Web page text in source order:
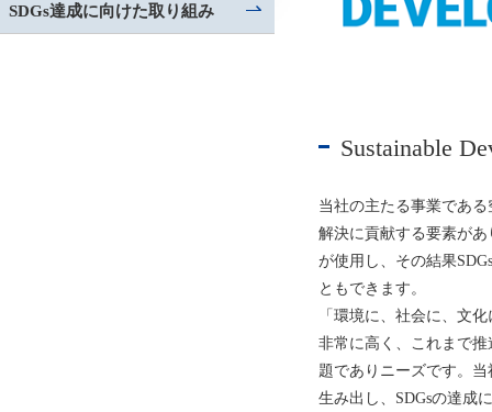
Sustainable
当社の主たる事業であ
解決に貢献する要素が
が使用し、その結果
ともできます。
「環境に、社会に、文
非常に高く、これまで推
題でありニーズです。
生み出し、SDGsの達成
SDGs達成に向けた取り組み